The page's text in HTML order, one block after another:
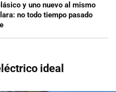
y uno nuevo al mismo
no todo tiempo pasado
ideal